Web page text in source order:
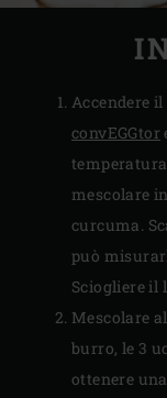
Accendere il
convEGGtor
temperatura
mescolare
curcuma.
può
Sciogliere il
Mescolare
burro, le 3
ottenere